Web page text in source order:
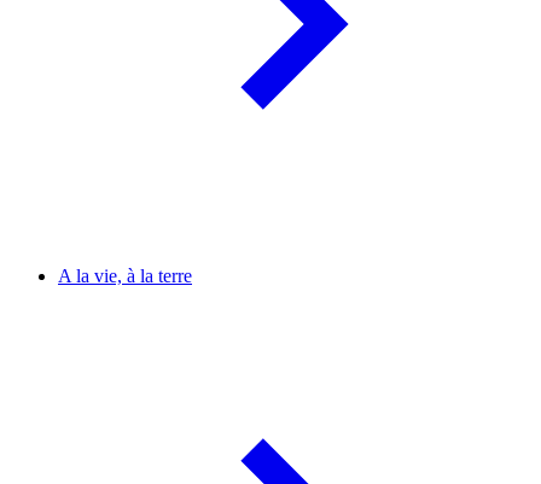
A la vie, à la terre